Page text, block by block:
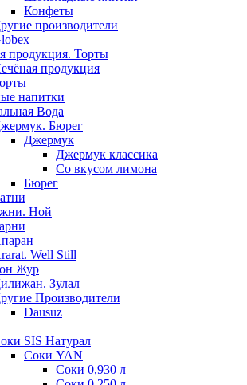
Конфеты
производители
продукция. Торты
продукция
напитки
Вода
Бюрег
Джермук
Джермук классика
Со вкусом лимона
Бюрег
Ной
Well Still
Жур
Зулал
Производители
Dausuz
SIS Натурал
Соки YAN
Соки 0,930 л